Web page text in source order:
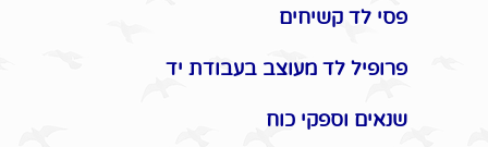
פסי לד קשיחים
פרופיל לד מעוצב בעבודת יד
שנאים וספקי כוח